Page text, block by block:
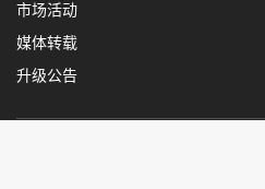
市场活动
媒体转载
升级公告